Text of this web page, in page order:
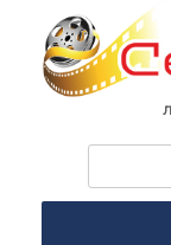
content
поиска: